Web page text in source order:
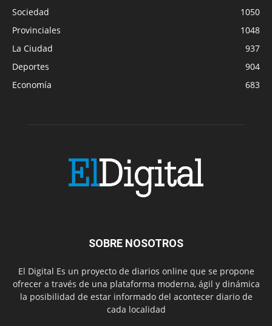
Sociedad
1050
Provinciales
1048
La Ciudad
937
Deportes
904
Economía
683
SOBRE NOSOTROS
El Digital Es un proyecto de diarios online que se propone
ofrecer a través de una plataforma moderna, ágil y dinámica
la posibilidad de estar informado del acontecer diario de
cada localidad